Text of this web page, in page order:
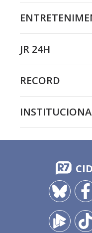
JR 24H
RECORD